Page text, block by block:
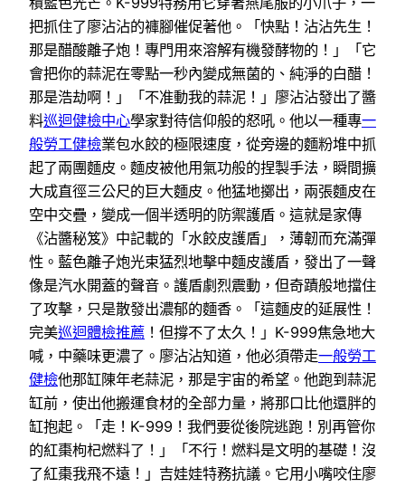
把抓住了廖沾沾的褲腳催促著他。「快點！沾沾先生！
那是醋酸離子炮！專門用來溶解有機發酵物的！」「它
會把你的蒜泥在零點一秒內變成無菌的、純淨的白醋！
那是浩劫啊！」「不准動我的蒜泥！」廖沾沾發出了醬
料巡迴健檢中心學家對待信仰般的怒吼。他以一種專一
般勞工健檢業包水餃的極限速度，從旁邊的麵粉堆中抓
起了兩團麵皮。麵皮被他用氣功般的捏製手法，瞬間擴
大成直徑三公尺的巨大麵皮。他猛地擲出，兩張麵皮在
空中交疊，變成一個半透明的防禦護盾。這就是家傳
《沾醬秘笈》中記載的「水餃皮護盾」，薄韌而充滿彈
性。藍色離子炮光束猛烈地擊中麵皮護盾，發出了一聲
像是汽水開蓋的聲音。護盾劇烈震動，但奇蹟般地擋住
了攻擊，只是散發出濃郁的麵香。「這麵皮的延展性！
完美巡迴體檢推薦 ！但撐不了太久！」K-999焦急地大
喊，中藥味更濃了。廖沾沾知道，他必須帶走一般勞工
健檢他那缸陳年老蒜泥，那是宇宙的希望。他跑到蒜泥
缸前，使出他搬運食材的全部力量，將那口比他還胖的
缸抱起。「走！K-999！我們要從後院逃跑！別再管你
的紅棗枸杞燃料了！」「不行！燃料是文明的基礎！沒
了紅棗我飛不遠！」吉娃娃特務抗議。它用小嘴咬住廖